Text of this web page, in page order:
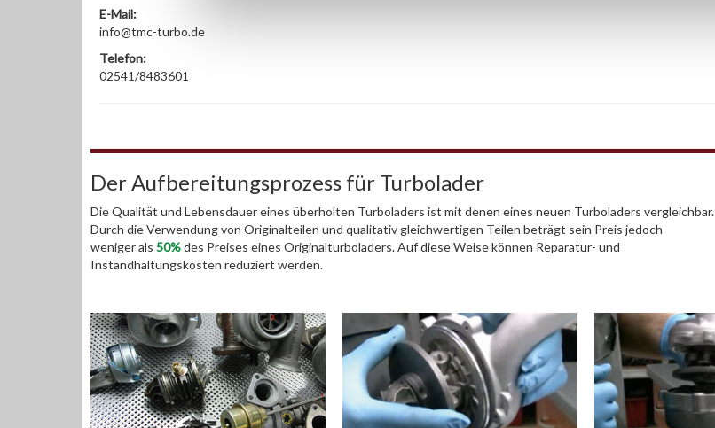
E-Mail:
info@tmc-turbo.de
Telefon:
02541/8483601
Der Aufbereitungsprozess für Turbolader
Die Qualität und Lebensdauer eines überholten Turboladers ist mit denen eines neuen Turboladers vergleichbar.
Durch die Verwendung von Originalteilen und qualitativ gleichwertigen Teilen beträgt sein Preis jedoch
weniger als 50%des Preises eines Originalturboladers. Auf diese Weise können Reparatur- und
Instandhaltungskosten reduziert werden.